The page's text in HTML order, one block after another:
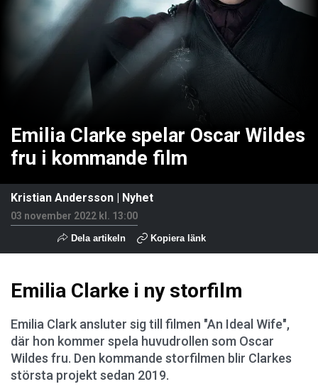
Emilia Clarke spelar Oscar Wildes
fru i kommande film
Kristian Andersson | Nyhet
03 november 2022 kl. 13:00
Dela artikeln Kopiera länk
Emilia Clarke i ny storfilm
Emilia Clark ansluter sig till filmen "An Ideal Wife",
där hon kommer spela huvudrollen som Oscar
Wildes fru. Den kommande storfilmen blir Clarkes
största projekt sedan 2019.